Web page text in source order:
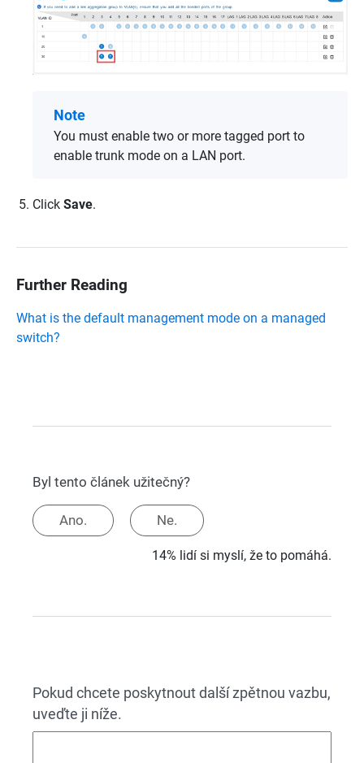
Note
You must enable two or more tagged port to
enable trunk mode on a LAN port.
Click Save.
Further Reading
What is the default management mode on a managed
switch?
Byl tento článek užitečný?
Ano. Ne.
14% lidí si myslí, že to pomáhá.
Pokud chcete poskytnout další zpětnou vazbu,
uveďte ji níže.